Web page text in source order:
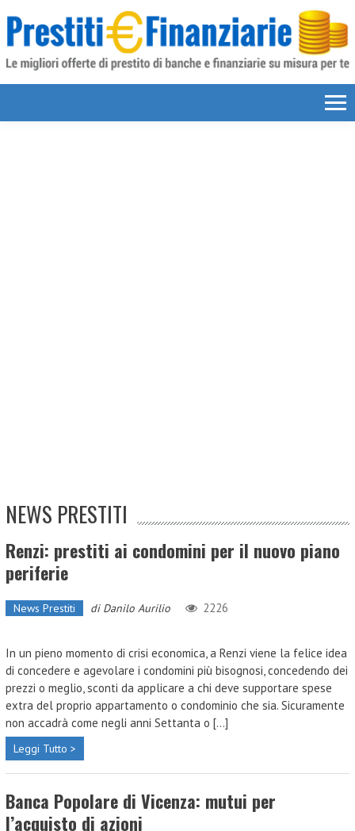
NEWS PRESTITI
Renzi: prestiti ai condomini per il nuovo piano
periferie
News Prestiti di Danilo Aurilio 2226
In un pieno momento di crisi economica, a Renzi viene la felice idea
di concedere e agevolare i condomini più bisognosi, concedendo dei
prezzi o meglio, sconti da applicare a chi deve supportare spese
extra del proprio appartamento o condominio che sia. Sicuramente
non accadrà come negli anni Settanta o [...]
Leggi Tutto >
Banca Popolare di Vicenza: mutui per
l’acquisto di azioni